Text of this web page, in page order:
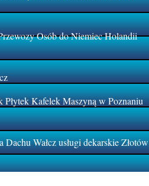
Osób do Niemiec Holandii
Płytek Kafelek Maszyną w Poznaniu
Wałcz usługi dekarskie Złotów